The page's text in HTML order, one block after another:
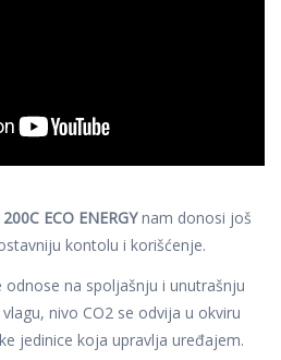
ECO ENERGYnam donosi još
kontolu i korišćenje.
na spoljašnju i unutrašnju
nivo CO2 se odvija u okviru
jedinice koja upravlja uređajem.